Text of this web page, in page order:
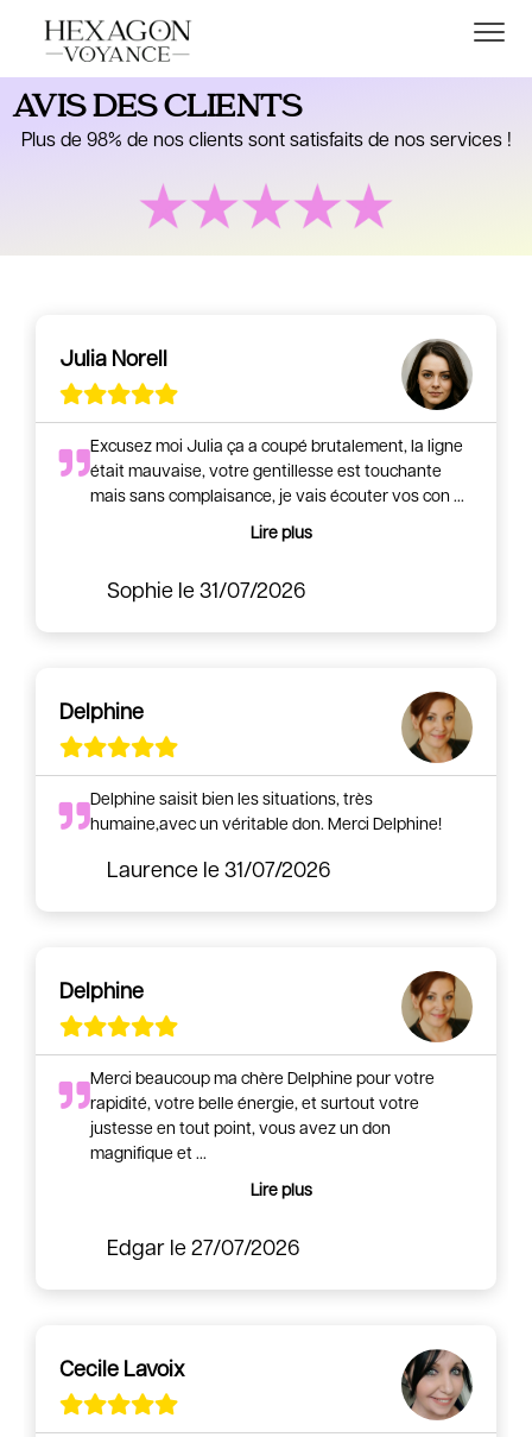
AVIS DES CLIENTS
Plus de 98% de nos clients sont satisfaits de nos services !
Julia Norell
Excusez moi Julia ça a coupé brutalement, la ligne
était mauvaise, votre gentillesse est touchante
mais sans complaisance, je vais écouter vos con ...
Lire plus
Sophie le 31/07/2026
Delphine
Delphine saisit bien les situations, très
humaine,avec un véritable don. Merci Delphine!
Laurence le 31/07/2026
Delphine
Merci beaucoup ma chère Delphine pour votre
rapidité, votre belle énergie, et surtout votre
justesse en tout point, vous avez un don
magnifique et ...
Lire plus
Edgar le 27/07/2026
Cecile Lavoix